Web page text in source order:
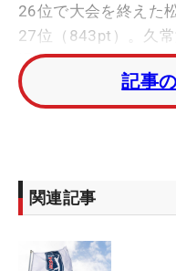
26位で大会を終えた
27位（843pt）。久
退した。
金谷拓実が130位、
ランキング1位はキ
のマシュー・フィッ
記事
関連記事